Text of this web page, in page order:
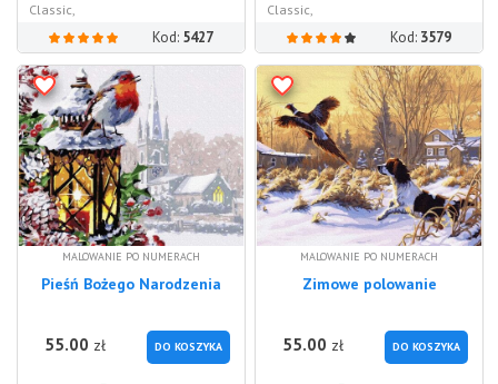
Classic,
Kod: 5427
Classic,
Kod: 3579
MALOWANIE PO NUMERACH
Pieśń Bożego Narodzenia
55.00 zł DO KOSZYKA
MALOWANIE PO NUMERACH
Zimowe polowanie
55.00 zł DO KOSZYKA